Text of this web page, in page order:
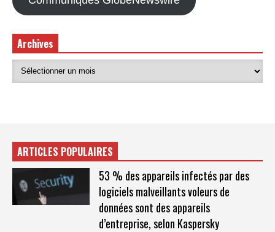
Archives
ARTICLES POPULAIRES
53 % des appareils infectés par des
logiciels malveillants voleurs de
données sont des appareils
d’entreprise, selon Kaspersky